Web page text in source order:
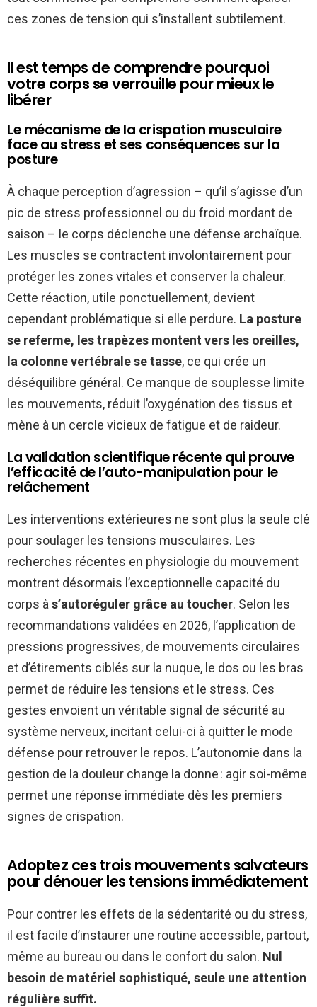
ces zones de tension qui s’installent subtilement.
Il est temps de comprendre pourquoi
votre corps se verrouille pour mieux le
libérer
Le mécanisme de la crispation musculaire
face au stress et ses conséquences sur la
posture
À chaque perception d’agression – qu’il s’agisse d’un
pic de stress professionnel ou du froid mordant de
saison – le corps déclenche une défense archaïque.
Les muscles se contractent involontairement pour
protéger les zones vitales et conserver la chaleur.
Cette réaction, utile ponctuellement, devient
cependant problématique si elle perdure. La posture
se referme, les trapèzes montent vers les oreilles,
la colonne vertébrale se tasse, ce qui crée un
déséquilibre général. Ce manque de souplesse limite
les mouvements, réduit l’oxygénation des tissus et
mène à un cercle vicieux de fatigue et de raideur.
La validation scientifique récente qui prouve
l’efficacité de l’auto-manipulation pour le
relâchement
Les interventions extérieures ne sont plus la seule clé
pour soulager les tensions musculaires. Les
recherches récentes en physiologie du mouvement
montrent désormais l’exceptionnelle capacité du
corps à s’autoréguler grâce au toucher. Selon les
recommandations validées en 2026, l’application de
pressions progressives, de mouvements circulaires
et d’étirements ciblés sur la nuque, le dos ou les bras
permet de réduire les tensions et le stress. Ces
gestes envoient un véritable signal de sécurité au
système nerveux, incitant celui-ci à quitter le mode
défense pour retrouver le repos. L’autonomie dans la
gestion de la douleur change la donne : agir soi-même
permet une réponse immédiate dès les premiers
signes de crispation.
Adoptez ces trois mouvements salvateurs
pour dénouer les tensions immédiatement
Pour contrer les effets de la sédentarité ou du stress,
il est facile d’instaurer une routine accessible, partout,
même au bureau ou dans le confort du salon. Nul
besoin de matériel sophistiqué, seule une attention
régulière suffit.